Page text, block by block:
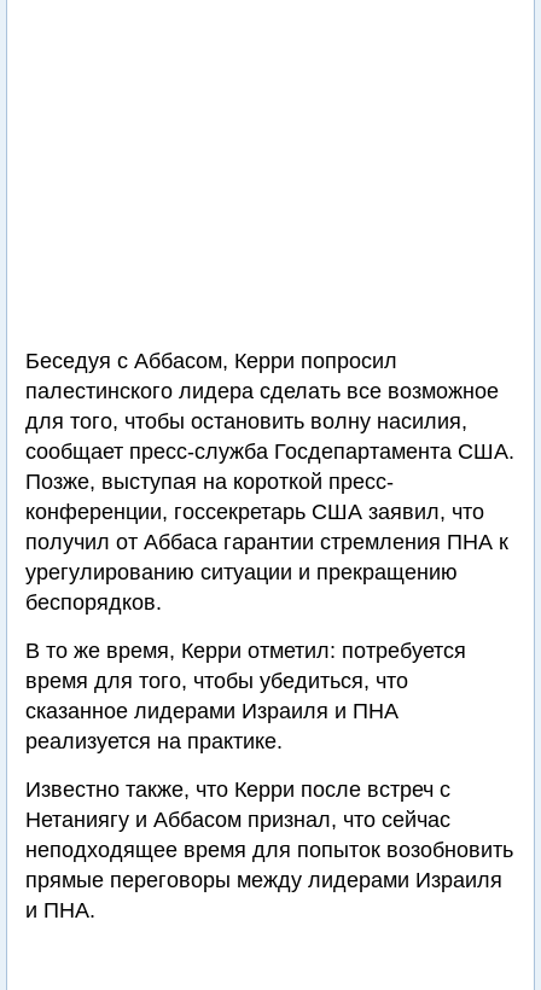
Беседуя с Аббасом, Керри попросил
палестинского лидера сделать все возможное
для того, чтобы остановить волну насилия,
сообщает пресс-служба Госдепартамента США.
Позже, выступая на короткой пресс-
конференции, госсекретарь США заявил, что
получил от Аббаса гарантии стремления ПНА к
урегулированию ситуации и прекращению
беспорядков.
В то же время, Керри отметил: потребуется
время для того, чтобы убедиться, что
сказанное лидерами Израиля и ПНА
реализуется на практике.
Известно также, что Керри после встреч с
Нетаниягу и Аббасом признал, что сейчас
неподходящее время для попыток возобновить
прямые переговоры между лидерами Израиля
и ПНА.